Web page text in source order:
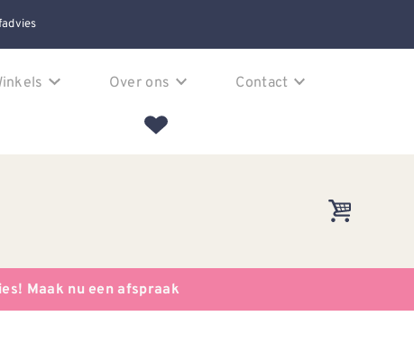
Over ons Contact
Maak nu een afspraak